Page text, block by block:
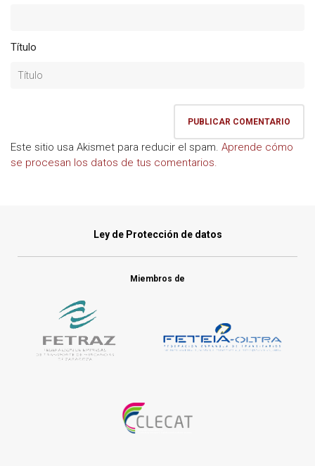
Título
Este sitio usa Akismet para reducir el spam. Aprende cómo
se procesan los datos de tus comentarios.
Ley de Protección de datos
Miembros de